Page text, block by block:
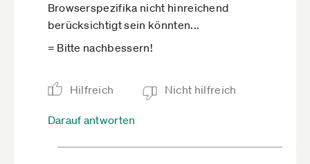
Browserspezifika nicht hinreichend
berücksichtigt sein könnten...
= Bitte nachbessern!
Hilfreich Nicht hilfreich
Darauf antworten